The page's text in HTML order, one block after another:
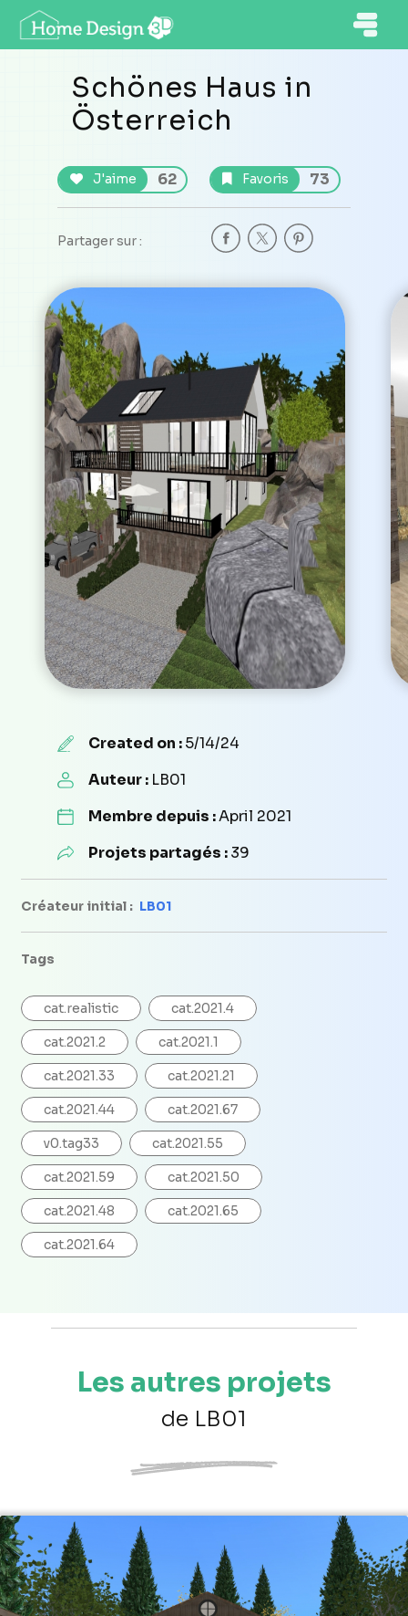
Schönes Haus in
Österreich
J'aime 62 Favoris 73
Partager sur :
Created on :5/14/24
Auteur : LB01
Membre depuis :April 2021
Projets partagés :39
Créateur initial : LB01
Tags
cat.realistic cat.2021.4
cat.2021.2 cat.2021.1
cat.2021.33 cat.2021.21
cat.2021.44 cat.2021.67
v0.tag33 cat.2021.55
cat.2021.59 cat.2021.50
cat.2021.48 cat.2021.65
cat.2021.64
Les autres projets
de LB01